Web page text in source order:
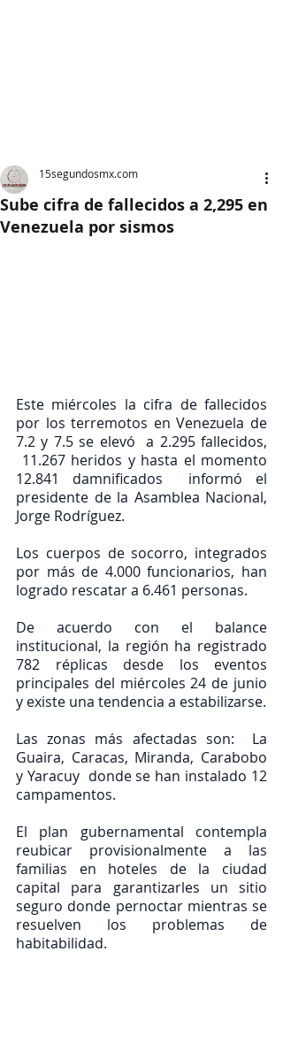
Sube cifra de fallecidos a 2,295 en
Venezuela por sismos
15segundosmx.com
Este miércoles la cifra de fallecidos
por los terremotos en Venezuela de
7.2 y 7.5 se elevó  a 2.295 fallecidos,
11.267 heridos y hasta el momento
12.841 damnificados  informó el
presidente de la Asamblea Nacional,
Jorge Rodríguez.
Los cuerpos de socorro, integrados
por más de 4.000 funcionarios, han
logrado rescatar a 6.461 personas.
De acuerdo con el balance
institucional, la región ha registrado
782 réplicas desde los eventos
principales del miércoles 24 de junio
y existe una tendencia a estabilizarse.
Las zonas más afectadas son:  La
Guaira, Caracas, Miranda, Carabobo
y Yaracuy  donde se han instalado 12
campamentos.
El plan gubernamental contempla
reubicar provisionalmente a las
familias en hoteles de la ciudad
capital para garantizarles un sitio
seguro donde pernoctar mientras se
resuelven los problemas de
habitabilidad.